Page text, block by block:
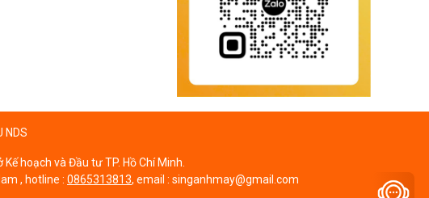
NDS
hoạch và Đầu tư TP. Hồ Chí Minh.
, hotline : 0865313813, email : singanhmay@gmail.com